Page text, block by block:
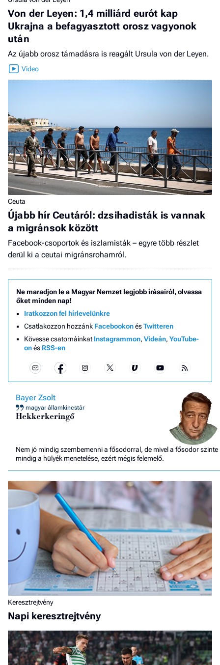
Von der Leyen: 1,4 milliárd eurót kap
Ukrajna a befagyasztott orosz vagyonok
után
Az újabb orosz támadásra is reagált Ursula von der Leyen.
Ceuta
Újabb hír Ceutáról: dzsihadisták is vannak
a migránsok között
Facebook-csoportok és iszlamisták – egyre több részlet
derül ki a ceutai migránsrohamról.
Ne maradjon le a Magyar Nemzet legjobb írásairól, olvassa
őket minden nap!
Iratkozzon fel hírlevelünkre
Csatlakozzon hozzánk FacebookonésTwitteren
Kövesse csatornáinkat Instagrammon, Videán, YouTube-
onés RSS-en
Bayer Zsolt
magyar államkincstár
Hekkerkeringő
Nem jó mindig szembemenni a fősodorral, de mivel a fősodor szinte
mindig a hülyék menetelése, ezért mégis felemelő.
Keresztrejtvény
Napi keresztrejtvény